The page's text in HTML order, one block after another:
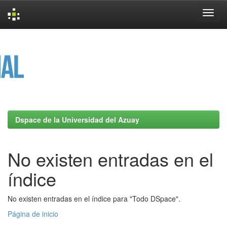
Dspace de la Universidad del Azuay
No existen entradas en el
índice
No existen entradas en el índice para "Todo DSpace".
Página de inicio